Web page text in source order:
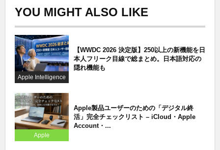
YOU MIGHT ALSO LIKE
Apple Intelligence
【WWDC 2026 決定版】250以上の新機能を日
本人フリーク目線で総まとめ。日本語対応の
隠れ機能も
Apple
Apple製品ユーザーのための「デジタル終
活」完全チェックリスト – iCloud・Apple
Account・...